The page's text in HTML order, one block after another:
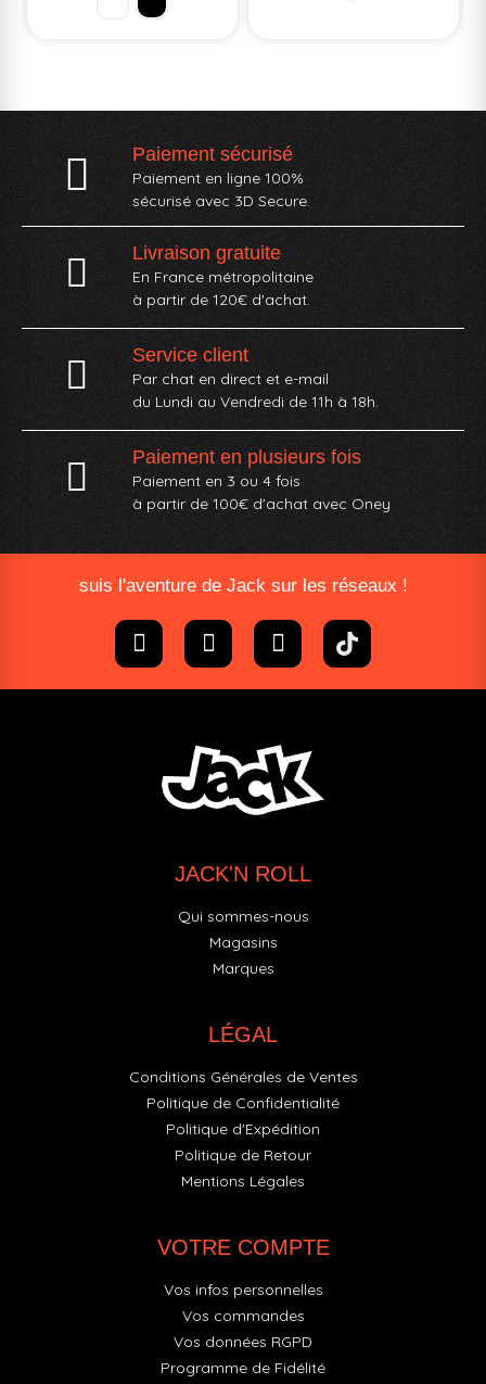
Paiement sécurisé
Paiement en ligne 100%
sécurisé avec 3D Secure.
Livraison gratuite
En France métropolitaine
à partir de 120€ d'achat.
Service client
Par chat en direct et e-mail
du Lundi au Vendredi de 11h à 18h.
Paiement en plusieurs fois
Paiement en 3 ou 4 fois
à partir de 100€ d'achat avec Oney​
suis l'aventure de Jack sur les réseaux !
JACK'N ROLL
Qui sommes-nous
Magasins
Marques
LÉGAL
Conditions Générales de Ventes
Politique de Confidentialité
Politique d'Expédition
Politique de Retour
Mentions Légales
VOTRE COMPTE
Vos infos personnelles
Vos commandes
Vos données RGPD
Programme de Fidélité